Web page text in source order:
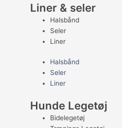
Liner & seler
Halsbånd
Seler
Liner
Halsbånd
Seler
Liner
Hunde Legetøj
Bidelegetøj